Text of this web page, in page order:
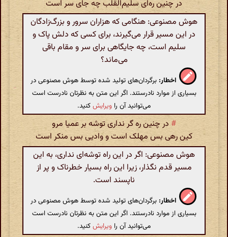
در چنین ره‌ای سلیم‌القلب چه جای سر است
هوش مصنوعی: هنگامی که هزاران سرور و بزرگ‌زادگان
در این مسیر قرار می‌گیرند، برای کسی که دلش پاک و
سلیم است، چه جایگاهی برای سر و مقام باقی
می‌ماند؟
اخطار: برگردان‌های تولید شده توسط هوش مصنوعی در
بسیاری از موارد نادرستند. اگر این متن به نظرتان نادرست است
می‌توانید آن را ویرایشکنید.
# در چنین ره گر نداری توشه بر عمیا مرو
کین رهی بس مهلک است و وادیی بس منکر است
هوش مصنوعی: اگر در این راه توشه‌ای نداری، به این
مسیر قدم نگذار، زیرا این راه بسیار خطرناک و پر از
ناپسند است.
اخطار: برگردان‌های تولید شده توسط هوش مصنوعی در
بسیاری از موارد نادرستند. اگر این متن به نظرتان نادرست است
می‌توانید آن را ویرایشکنید.